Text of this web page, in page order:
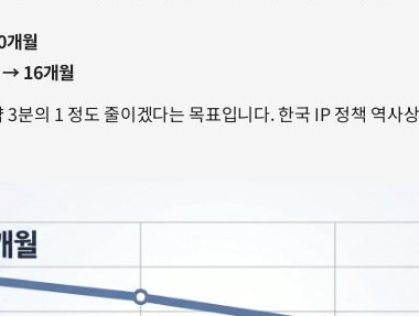
월
→ 16개월
분의 1 정도 줄이겠다는 목표입니다. 한국 IP 정책 역사